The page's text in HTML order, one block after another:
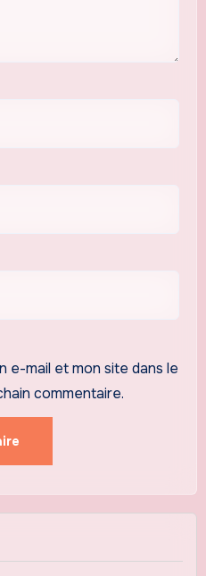
e-mail et mon site dans le
commentaire.